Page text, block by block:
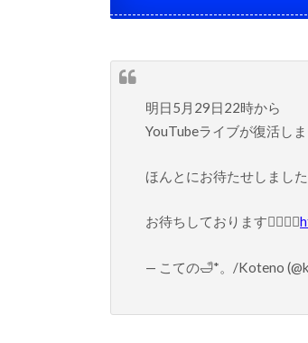
明日5月29日22時から
YouTubeライブが復活し
ほんとにお待たせしました
お待ちしております🙇‍♀️🙇‍♀️
— こての🛁*。/Koteno